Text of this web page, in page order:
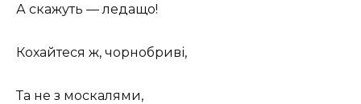
А скажуть — ледащо!
Кохайтеся ж, чорнобриві,
Та не з москалями,